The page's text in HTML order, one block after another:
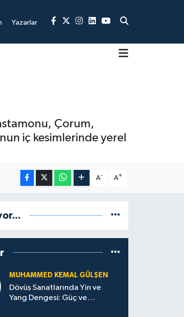
Yazarlar
Çorum,
iç kesimlerinde yerel
A- A+
MUHAMMED KEMAL GÜLŞEN
Dövüş Sanatlarında Yin ve
Yang Dengesi: Güç ve